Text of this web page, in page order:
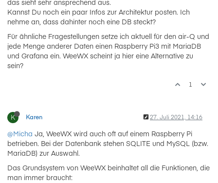
das sieht sehr ansprechend aus.
Kannst Du noch ein paar Infos zur Architektur posten. Ich
nehme an, dass dahinter noch eine DB steckt?
Für ähnliche Fragestellungen setze ich aktuell für den air-Q und
jede Menge anderer Daten einen Raspberry Pi3 mit MariaDB
und Grafana ein. WeeWX scheint ja hier eine Alternative zu
sein?
1
K Karen 27. Juli 2021, 14:16
@Micha Ja, WeeWX wird auch oft auf einem Raspberry Pi
betrieben. Bei der Datenbank stehen SQLITE und MySQL (bzw.
MariaDB) zur Auswahl.
Das Grundsystem von WeeWX beinhaltet all die Funktionen, die
man immer braucht: